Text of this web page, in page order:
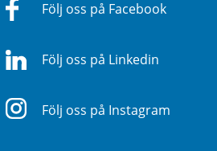
Följ oss på Facebook
Följ oss på Linkedin
Följ oss på Instagram